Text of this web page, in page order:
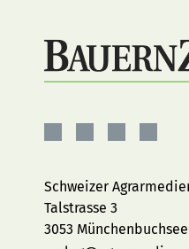
Facebook
Instagram
YouTube
Schweizer
Talstrasse 3
3053 Münchenbuchsee